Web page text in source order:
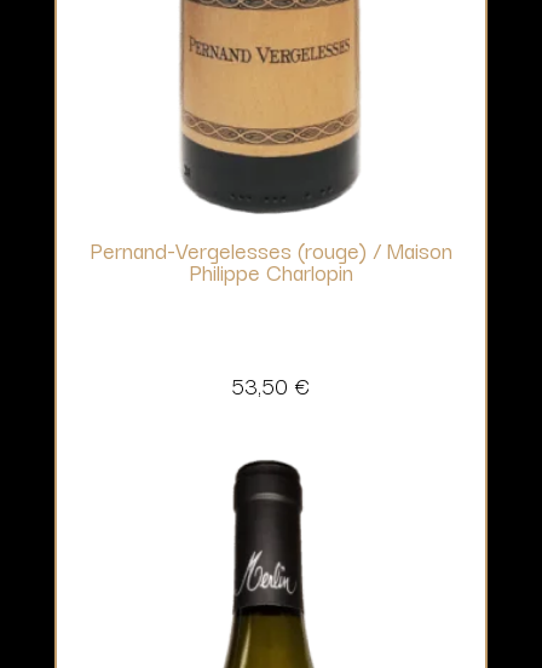
Pernand-Vergelesses (rouge) / Maison
Philippe Charlopin
53,50 €